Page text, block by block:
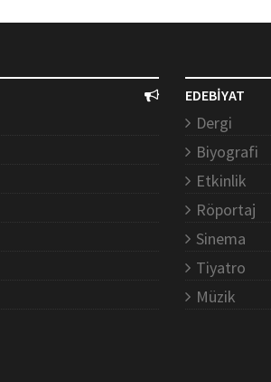
EDEBİYAT
Dergi
Biyografi
Etkinlik
Röportaj
Sinema
Tiyatro
Müzik